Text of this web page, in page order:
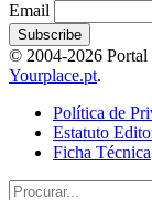
Email
© 2004-2026 Portal
Yourplace.pt.
Política de
Estatuto
Ficha Técnica